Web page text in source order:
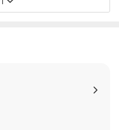
리와 AI산업 전체가 어떻게
& Schroders Busi
Circle Award 2025